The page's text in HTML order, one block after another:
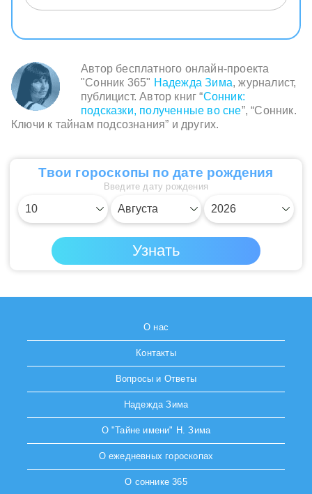
Автор бесплатного онлайн-проекта
"Сонник 365" Надежда Зима, журналист,
публицист. Автор книг “Сонник:
подсказки, полученные во сне”, “Сонник.
Ключи к тайнам подсознания” и других.
Твои гороскопы по дате рождения
Введите дату рождения
О нас
Контакты
Вопросы и Ответы
Надежда Зима
О "Тайне имени" Н. Зима
О ежедневных гороскопах
О соннике 365